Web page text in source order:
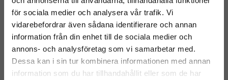
för sociala medier och analysera vår trafik. Vi
vidarebefordrar även sådana identifierare och annan
information från din enhet till de sociala medier och
annons- och analysföretag som vi samarbetar med.
Dessa kan i sin tur kombinera informationen med annan
information som du har tillhandahållit eller som de har
895kr
Lägg till i önskelista
Info
679kr
Info
Prenumerera på Emmishopens
nyhetsbrev